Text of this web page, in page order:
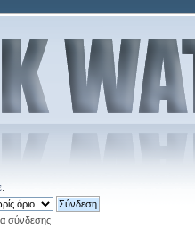
.
σύνδεσης